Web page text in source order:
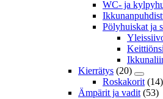
WC- ja
Pölyhuiskat ja
Kierrätys (20)
Roskakorit (14)
Ämpärit ja vadit (53)